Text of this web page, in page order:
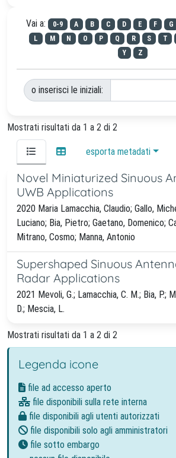
Vai a: 0-9 A B C D E F G
L
M N O P Q R S T
Y
Z
o inserisci le iniziali:
Mostrati risultati da 1 a 2 di 2
esporta metadati
Novel Miniaturized Sinuous
UWB Applications
2020 Maria Lamacchia, Claudio; Gallo,
Luciano; Bia, Pietro; Gaetano, Domenico;
Mitrano, Cosmo; Manna, Antonio
Supershaped Sinuous
Radar Applications
2021 Mevoli, G.; Lamacchia, C. M.; Bia, P.;
D.; Mescia, L.
Mostrati risultati da 1 a 2 di 2
Legenda icone
file ad accesso aperto
file disponibili sulla rete interna
file disponibili agli utenti autorizzati
file disponibili solo agli amministratori
file sotto embargo